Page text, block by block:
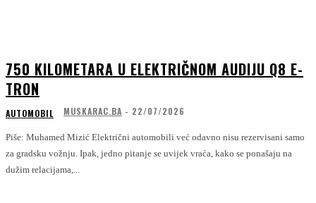
750 KILOMETARA U ELEKTRIČNOM AUDIJU Q8 E-
TRON
AUTOMOBIL MUSKARAC.BA - 22/07/2026
Piše: Muhamed Mizić Električni automobili već odavno nisu rezervisani samo
za gradsku vožnju. Ipak, jedno pitanje se uvijek vraća, kako se ponašaju na
dužim relacijama,...